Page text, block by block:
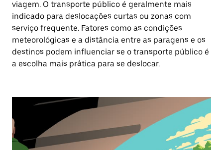
viagem. O transporte público é geralmente mais
indicado para deslocações curtas ou zonas com
serviço frequente. Fatores como as condições
meteorológicas e a distância entre as paragens e os
destinos podem influenciar se o transporte público é
a escolha mais prática para se deslocar.